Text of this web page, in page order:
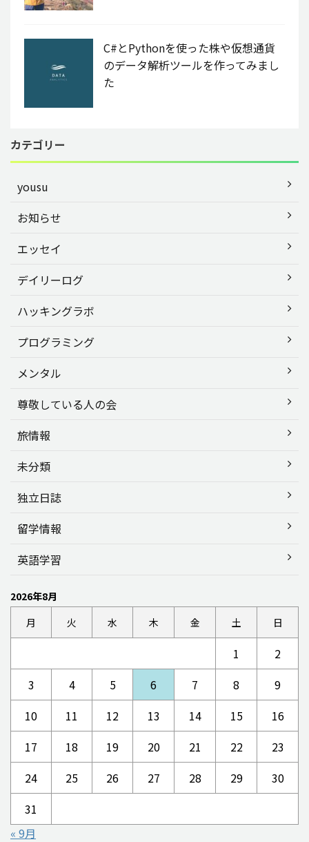
C#とPythonを使った株や仮想通貨
のデータ解析ツールを作ってみまし
た
カテゴリー
yousu
お知らせ
エッセイ
デイリーログ
ハッキングラボ
プログラミング
メンタル
尊敬している人の会
旅情報
未分類
独立日誌
留学情報
英語学習
2026年8月
月
火 水 木 金 土 日
1
2
3
4 5 6 7 8
9
10
11 12 13 14 15
16
17
18 19 20 21 22
23
24
25 26 27 28 29
30
31
« 9月